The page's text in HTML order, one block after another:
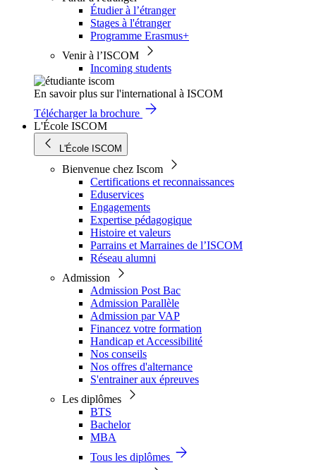
Étudier à l’étranger
Stages à l'étranger
Programme Erasmus+
Venir à l’ISCOM
Incoming students
En savoir plus sur l'international à ISCOM
Télécharger la brochure
L'École ISCOM
L'École ISCOM
Bienvenue chez Iscom
Certifications et reconnaissances
Eduservices
Engagements
Expertise pédagogique
Histoire et valeurs
Parrains et Marraines de l’ISCOM
Réseau alumni
Admission
Admission Post Bac
Admission Parallèle
Admission par VAP
Financez votre formation
Handicap et Accessibilité
Nos conseils
Nos offres d'alternance
S'entrainer aux épreuves
Les diplômes
BTS
Bachelor
MBA
Tous les diplômes